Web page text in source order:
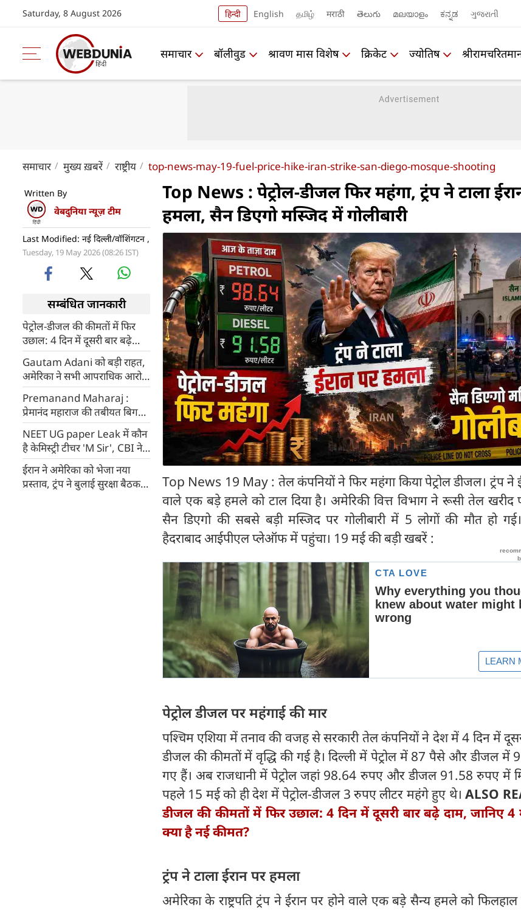
Saturday, 8 August 2026 हिन्दी English தமிழ் मराठी తెలుగు മലയാളം ಕನ್ನಡ ગુજરાતી
समाचार बॉलीवुड श्रावण मास विशेष क्रिकेट ज्योतिष
समाचार मुख्य ख़बरें राष्ट्रीय top-news-may-19-fuel-price-hike-iran-strike-san-diego-mosque-shooting
Written By
वेबदुनिया न्यूज़ टीम
Last Modified: नई दिल्ली/वॉशिंगटन ,
Tuesday, 19 May 2026 (08:26 IST)
सम्बंधित जानकारी
पेट्रोल-डीजल की कीमतों में फिर
उछाल: 4 दिन में दूसरी बार बढ़े
दाम, जानिए 4 महानगरों में क्या है
नई कीमत?
Gautam Adani को बड़ी राहत,
अमेरिका ने सभी आपराधिक आरोप
हटाए, न्यूयॉर्क का चर्चित केस खत्म
Premanand Maharaj :
प्रेमानंद महाराज की तबीयत बिगड़ी,
पदयात्रा अनिश्चितकाल के लिए बंद
NEET UG paper Leak में कौन
है केमिस्ट्री टीचर 'M Sir', CBI ने
किया गिरफ्तार
ईरान ने अमेरिका को भेजा नया
प्रस्ताव, ट्रंप ने बुलाई सुरक्षा बैठक,
Top News : पेट्रोल-डीजल फिर महंगा, ट्रंप ने टाला
हमला, सैन डिएगो मस्जिद में गोलीबारी
Top News 19 May : तेल कंपनियों ने फिर महंगा किया पेट्रोल डीजल। ट्रंप ने
वाले एक बड़े हमले को टाल दिया है। अमेरिकी वित्त विभाग ने रूसी तेल खरीद
सैन डिएगो की सबसे बड़ी मस्जिद पर गोलीबारी में 5 लोगों की मौत हो
हैदराबाद आईपीएल प्लेऑफ में पहुंचा। 19 मई की बड़ी खबरें :
पेट्रोल डीजल पर महंगाई की मार
पश्चिम एशिया में तनाव की वजह से सरकारी तेल कंपनियों ने देश में 4 दिन में
डीजल की कीमतों में वृद्धि की गई है। दिल्ली में पेट्रोल में 87 पैसे और डीजल में
गए हैं। अब राजधानी में पेट्रोल जहां 98.64 रुपए और डीजल 91.58 रुपए में
पहले 15 मई को ही देश में पेट्रोल-डीजल 3 रुपए लीटर महंगे हुए थे।ALSO
डीजल की कीमतों में फिर उछाल: 4 दिन में दूसरी बार बढ़े दाम, जानिए 4
क्या है नई कीमत?
ट्रंप ने टाला ईरान पर हमला
अमेरिका के राष्ट्रपति ट्रंप ने ईरान पर होने वाले एक बड़े सैन्य हमले को